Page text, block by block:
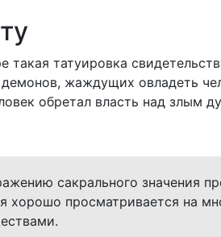
такая татуировка
жаждущих овладеть
обретал власть над злым
сакрального значения
хорошо просматривается на